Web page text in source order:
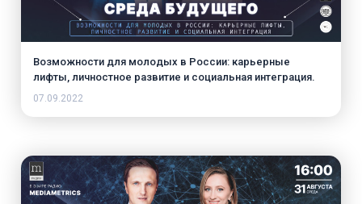
Возможности для молодых в России: карьерные
лифты, личностное развитие и социальная интеграция.
07.09.2022